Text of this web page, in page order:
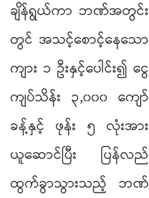
ချိန်ရွယ်ကာ ဘဏ်အတွင်း
တွင် အသင့်စောင့်နေသော
ကျား ၁ ဦးနှင့်ပေါင်း၍ ငွေ
ကျပ်သိန်း ၃,၀၀၀ ကျော်
ခန့်နှင့် ဖုန်း ၅ လုံးအား
ယူဆောင်ပြီး
ပြန်လည်
ထွက်ခွာသွားသည့်
ဘဏ်